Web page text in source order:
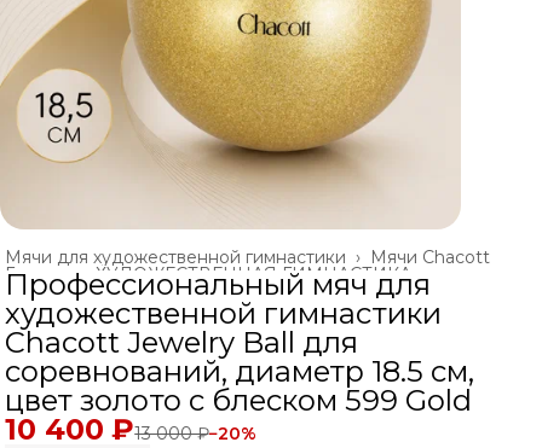
Мячи Chacott
Мячи для художественной гимнастики ›
ХУДОЖЕСТВЕННАЯ ГИМНАСТИКА ›
Главная ›
Профессиональный мяч для
художественной гимнастики
Chacott Jewelry Ball для
соревнований, диаметр 18.5 см,
цвет золото с блеском 599 Gold
10 400 ₽13 000 ₽−20%